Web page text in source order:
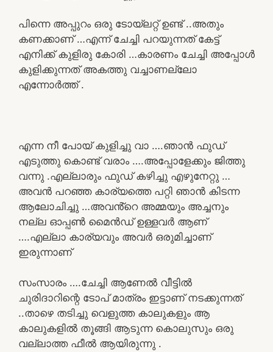
പിന്നെ അപ്പുറം ഒരു ടോയ്ലറ്റ് ഉണ്ട് ..അതും
കണക്കാണ് …എന്ന് ചേച്ചി പറയുന്നത് കേട്ട്
എനിക്ക് കുളിരു കോരി …കാരണം ചേച്ചി അപ്പോൾ
കുളിക്കുന്നത് അകത്തു വച്ചാണല്ലോ
എന്നോർത്ത് .
എന്ന നീ പോയ്‌ കുളിച്ചു വാ ….ഞാൻ ഫുഡ്
എടുത്തു കൊണ്ട് വരാം ….അപ്പോളേക്കും ജിത്തു
വന്നു .എല്ലാരും ഫുഡ് കഴിച്ചു എഴുനേറ്റു …
അവൻ പറഞ്ഞ കാര്യത്തെ പറ്റി ഞാൻ കിടന്ന
ആലോചിച്ചു …അവൻ്റെ അമ്മയും അച്ചനും
നല്ല ഓപ്പൺ മൈൻഡ് ഉള്ളവർ ആണ്
….എല്ലാ കാര്യവും അവർ ഒരുമിച്ചാണ്
ഇരുന്നാണ്
സംസാരം ….ചേച്ചി ആണേൽ വീട്ടിൽ
ചുരിദാറിന്റെ ടോപ് മാത്രം ഇട്ടാണ് നടക്കുന്നത്
..താഴെ തടിച്ചു വെളുത്ത കാലുകളും ആ
കാലുകളിൽ തൂങ്ങി ആടുന്ന കൊലുസും ഒരു
വല്ലാത്ത ഫീൽ ആയിരുന്നു .